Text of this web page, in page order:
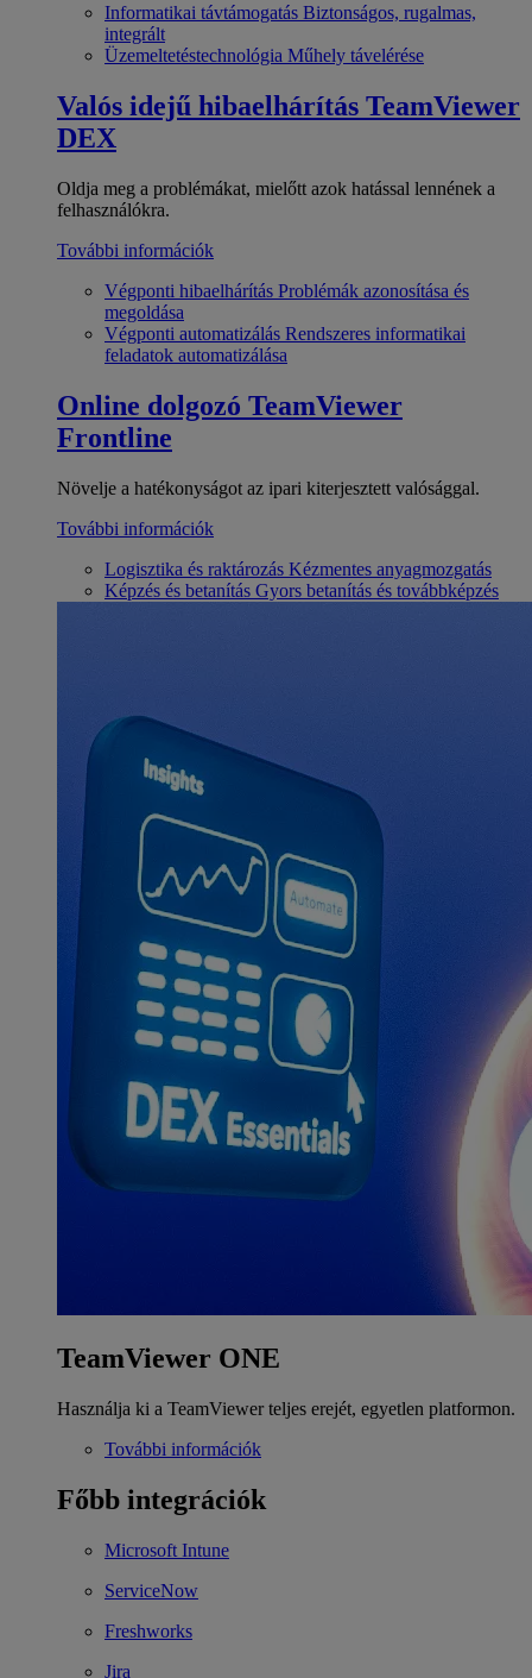
Informatikai távtámogatás Biztonságos, rugalmas,
integrált
Üzemeltetéstechnológia Műhely távelérése
Valós idejű hibaelhárítás TeamViewer
DEX
Oldja meg a problémákat, mielőtt azok hatással lennének a
felhasználókra.
További információk
Végponti hibaelhárítás Problémák azonosítása és
megoldása
Végponti automatizálás Rendszeres informatikai
feladatok automatizálása
Online dolgozó TeamViewer
Frontline
Növelje a hatékonyságot az ipari kiterjesztett valósággal.
További információk
Logisztika és raktározás Kézmentes anyagmozgatás
Képzés és betanítás Gyors betanítás és továbbképzés
TeamViewer ONE
Használja ki a TeamViewer teljes erejét, egyetlen platformon.
További információk
Főbb integrációk
Microsoft Intune
ServiceNow
Freshworks
Jira